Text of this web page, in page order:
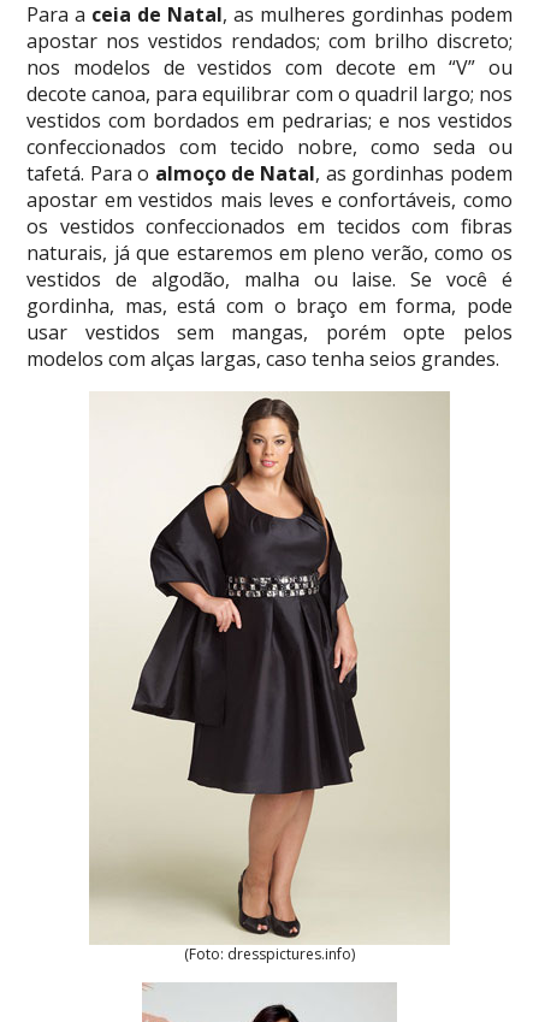
Para a ceia de Natal, as mulheres gordinhas podem
apostar nos vestidos rendados; com brilho discreto;
nos modelos de vestidos com decote em “V” ou
decote canoa, para equilibrar com o quadril largo; nos
vestidos com bordados em pedrarias; e nos vestidos
confeccionados com tecido nobre, como seda ou
tafetá. Para o almoço de Natal, as gordinhas podem
apostar em vestidos mais leves e confortáveis, como
os vestidos confeccionados em tecidos com fibras
naturais, já que estaremos em pleno verão, como os
vestidos de algodão, malha ou laise. Se você é
gordinha, mas, está com o braço em forma, pode
usar vestidos sem mangas, porém opte pelos
modelos com alças largas, caso tenha seios grandes.
(Foto: dresspictures.info)